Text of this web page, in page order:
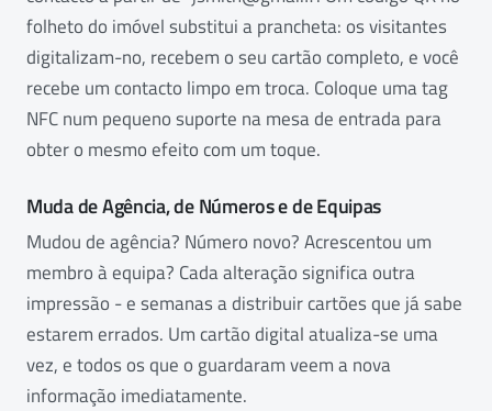
folheto do imóvel substitui a prancheta: os visitantes
digitalizam-no, recebem o seu cartão completo, e você
recebe um contacto limpo em troca. Coloque uma tag
NFC num pequeno suporte na mesa de entrada para
obter o mesmo efeito com um toque.
Muda de Agência, de Números e de Equipas
Mudou de agência? Número novo? Acrescentou um
membro à equipa? Cada alteração significa outra
impressão - e semanas a distribuir cartões que já sabe
estarem errados. Um cartão digital atualiza-se uma
vez, e todos os que o guardaram veem a nova
informação imediatamente.